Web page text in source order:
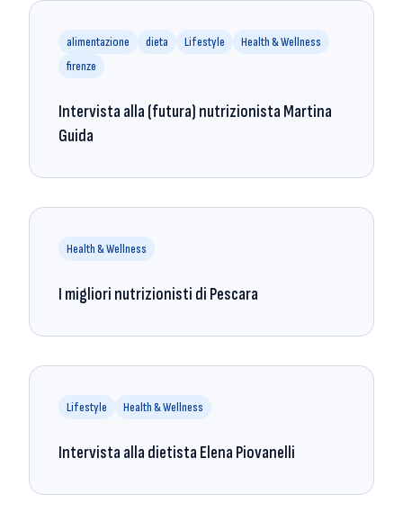
alimentazione dieta Lifestyle
Health & Wellness
firenze
Intervista alla (futura) nutrizionista Martina
Guida
Health & Wellness
I migliori nutrizionisti di Pescara
Lifestyle Health & Wellness
Intervista alla dietista Elena Piovanelli